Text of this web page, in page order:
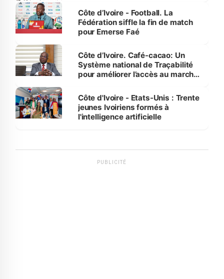
Côte d’Ivoire - Football. La
Fédération siffle la fin de match
pour Emerse Faé
Côte d’Ivoire. Café-cacao: Un
Système national de Traçabilité
pour améliorer l’accès au marché
Côte d'Ivoire - Etats-Unis : Trente
jeunes Ivoiriens formés à
l'intelligence artificielle
PUBLICITÉ